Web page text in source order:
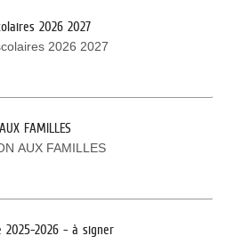
2026 2027
2026 2027
FAMILLES
AUX FAMILLES
2025-2026 - à signer